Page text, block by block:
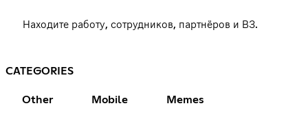
Находите работу, сотрудников, партнёров и ВЗ.
CATEGORIES
Other Mobile Memes